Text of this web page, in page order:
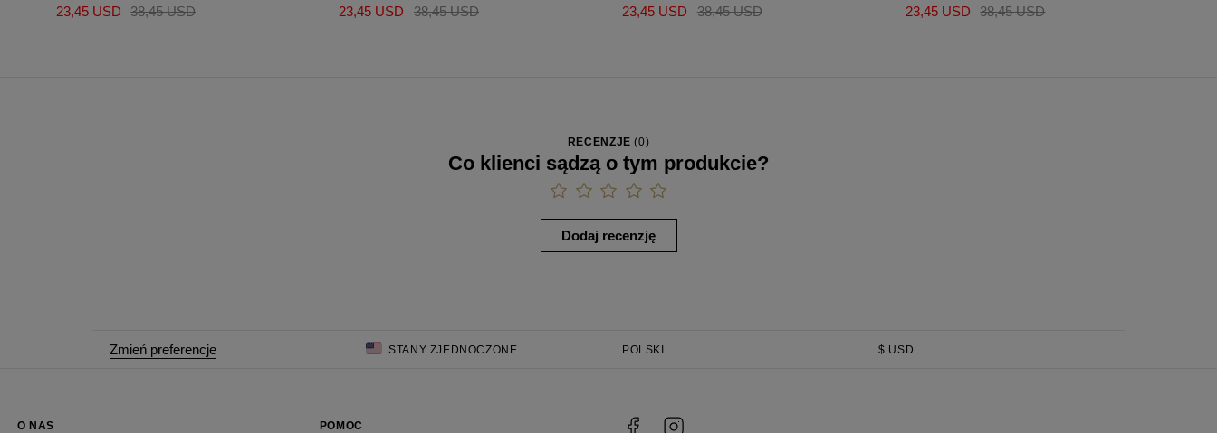
23,45 USD
38,45 USD
23,45 USD
38,45 USD
23,45 USD
38,45 USD
23,45 USD
38,45 USD
RECENZJE (0)
Co klienci sądzą o tym produkcie?
Dodaj recenzję
Zmień preferencje STANY ZJEDNOCZONE POLSKI $ USD
O NAS POMOC